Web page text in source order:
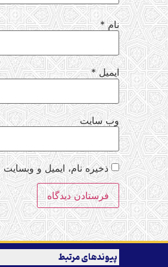
نام*
ایمیل*
وب‌ سایت
ذخیره نام، ایمیل و
پیوندهای مرتبط